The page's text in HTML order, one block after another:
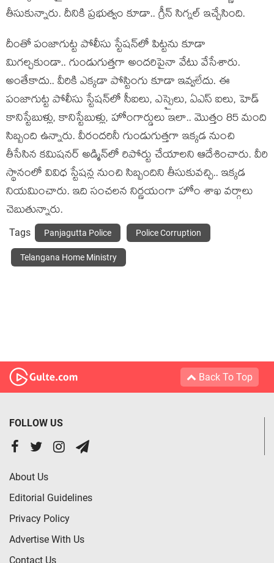
తీసుకున్నారు. దీనికి ప్ర‌భుత్వం కూడా.. గ్రీన్ సిగ్న‌ల్ ఇచ్చేసింది.
దీంతో పంజాగుట్ట పోలీసు స్టేష‌న్‌లో పిట్ట‌ను కూడా
మిగ‌ల్చ‌కుండా.. గుండుగుత్త‌గా అంద‌రిపైనా వేటు వేసేశారు.
అంతేకాదు.. వీరికి ఎక్క‌డా పోస్టింగు కూడా ఇవ్వ‌లేదు. ఈ
పంజాగుట్ట పోలీసు స్టేష‌న్‌లో సీఐలు, ఎస్సైలు, ఏఎస్ ఐలు, హెడ్
కానిస్టేబుళ్లు, కానిస్టేబుళ్లు, హోంగార్డులు ఇలా.. మొత్తం 85 మంది
సిబ్బంది ఉన్నారు. వీరంద‌రినీ గుండుగుత్త‌గా ఇక్క‌డ నుంచి
తీసేసిన క‌మిష‌న‌ర్ అడ్మిన్‌లో రిపోర్టు చేయాల‌ని ఆదేశించారు. వీరి
స్థానంలో వివిధ స్టేష‌న్ల నుంచి సిబ్బందిని తీసుకువ‌చ్చి.. ఇక్క‌డ
నియ‌మించారు. ఇది సంచ‌ల‌న నిర్ణ‌యంగా హోం శాఖ వ‌ర్గాలు
చెబుతున్నారు.
Tags Panjagutta Police Police Corruption
Telangana Home Ministry
Back To Top
FOLLOW US
About Us
Editorial Guidelines
Privacy Policy
Advertise With Us
Contact Us